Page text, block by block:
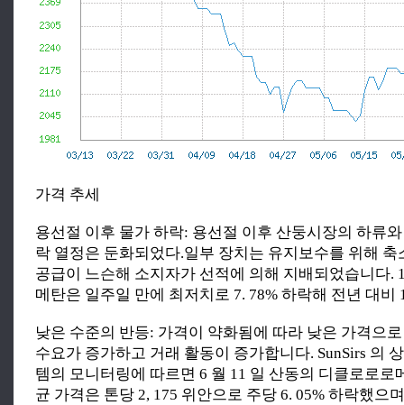
가격 추세
용선절 이후 물가 하락: 용선절 이후 산둥시장의 하류
락 열정은 둔화되었다.일부 장치는 유지보수를 위해 축
공급이 느슨해 소지자가 선적에 의해 지배되었습니다.
메탄은 일주일 만에 최저치로 7. 78% 하락해 전년 대비
낮은 수준의 반등: 가격이 약화됨에 따라 낮은 가격으
수요가 증가하고 거래 활동이 증가합니다. SunSirs 의
템의 모니터링에 따르면 6 월 11 일 산동의 디클로로로
균 가격은 톤당 2, 175 위안으로 주당 6. 05% 하락했으